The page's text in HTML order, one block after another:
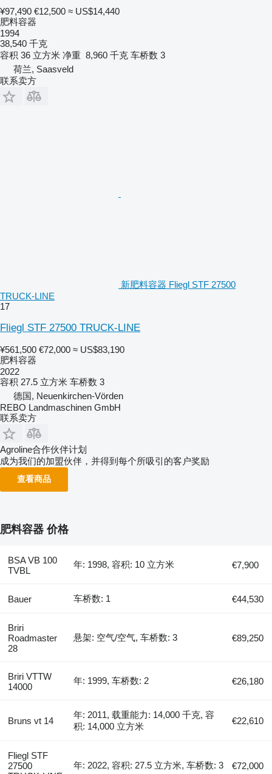
¥97,490 €12,500 ≈ US$14,440
肥料容器
1994
38,540 千克
容积 36 立方米 净重 8,960 千克 车桥数 3
荷兰, Saasveld
联系卖方
新肥料容器 Fliegl STF 27500
TRUCK-LINE
17
Fliegl STF 27500 TRUCK-LINE
¥561,500 €72,000 ≈ US$83,190
肥料容器
2022
容积 27.5 立方米 车桥数 3
德国, Neuenkirchen-Vörden
REBO Landmaschinen GmbH
联系卖方
Agroline合作伙伴计划
成为我们的加盟伙伴，并得到每个所吸引的客户奖励
查看商品
肥料容器 价格
BSA VB 100
TVBL
年: 1998, 容积: 10 立方米 €7,900
Bauer 车桥数: 1 €44,530
Briri
Roadmaster
28
悬架: 空气/空气, 车桥数: 3 €89,250
Briri VTTW
14000
年: 1999, 车桥数: 2 €26,180
Bruns vt 14
年: 2011, 载重能力: 14,000 千克, 容
积: 14,000 立方米
€22,610
Fliegl STF
27500
年: 2022, 容积: 27.5 立方米, 车桥数: 3 €72,000